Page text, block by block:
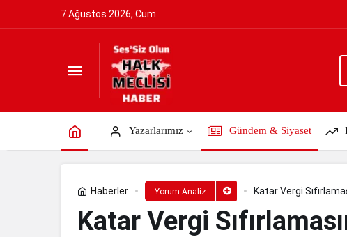
7 Ağustos 2026, Cum
Yazarlarımız Gündem & Siyaset
Haberler Yorum-Analiz Katar Vergi
Katar Vergi
Katar Vergi Sıfırlamasının Nedeni Belli